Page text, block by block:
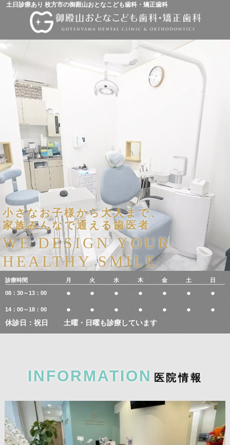
土日診療あり 枚方市の御殿山おとなこども歯科・矯正歯科
小さなお子様から大人まで、
家族みんなで通える歯医者
WE DESIGN YOUR
HEALTHY SMILE
診療時間 月 火 水 木 金 土 日
08：30～13：00 ● ● ● ● ● ● ●
14：00～18：00 ● ● ● ● ● ● ●
休診日：祝日 土曜・日曜も診療しています
INFORMATION 医 院情報